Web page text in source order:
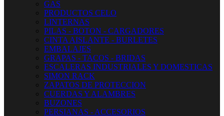
GAS
PRODUCTOS CELO
LINTERNAS
PILAS - BOTON - CARGADORES
CINTA AISLANTE - BURLETES
EMBALAJES
GRAPAS - TACOS - BRIDAS
ESCALERAS INDUSTRIALES Y DOMESTICAS
SIMON RACK
ZAPATOS DE PROTECCION
CUERDAS Y ALAMBRES
BUZONES
PERSIANAS - ACCESORIOS